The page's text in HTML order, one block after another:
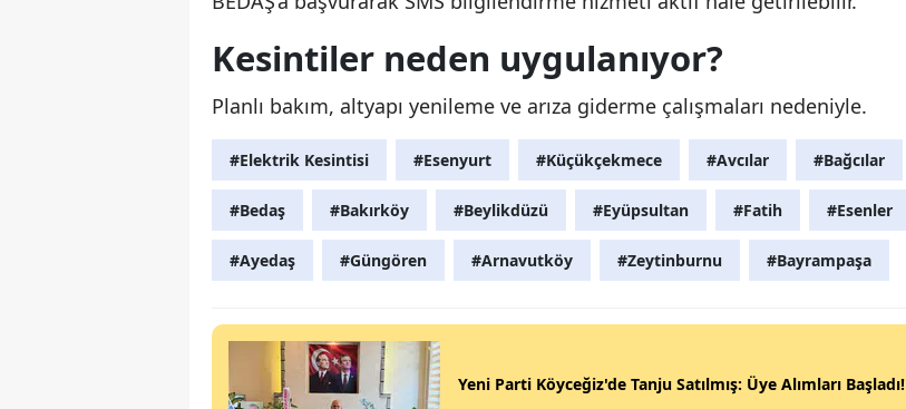
Kesintiler neden uygulanıyor?
Planlı bakım, altyapı yenileme ve arıza giderme çalışmaları nedeniyle.
#Elektrik Kesintisi #Esenyurt #Küçükçekmece #Avcılar #Bağcılar
#Bedaş #Bakırköy #Beylikdüzü #Eyüpsultan #Fatih #Esenler
#Ayedaş #Güngören #Arnavutköy #Zeytinburnu #Bayrampaşa
Yeni Parti Köyceğiz'de Tanju Satılmış: Üye Alımları Başladı!